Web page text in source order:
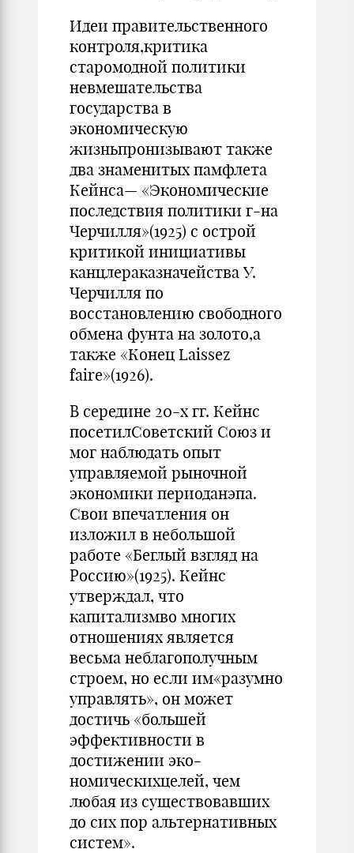
Идеи правительственного
контроля,критика
старомодной полити­ки
невмешательства
государства в
экономическую
жизньпронизыва­ют также
два знаменитых памфлета
Кейнса— «Экономические
по­следствия политики г-на
Черчилля»(1925) с острой
критикой инициа­тивы
канцлераказначейства У.
Черчилля по
восстановлению свобод­ного
обмена фунта на золото,а
также «Конец Laissez
faire»(1926).
В середине 20-х гг. Кейнс
посетилСоветский Союз и
мог наблю­дать опыт
управляемой рыночной
экономики периоданэпа.
Свои впе­чатления он
изложил в небольшой
работе «Беглый взгляд на
Россию»(1925). Кейнс
утверждал, что
капитализмво многих
отношениях яв­ляется
весьма неблагополучным
строем, но если им«разумно
управ­лять», он может
достичь «большей
эффективности в
достижении эко­
номическихцелей, чем
любая из существовавших
до сих пор альтерна­тивных
систем».